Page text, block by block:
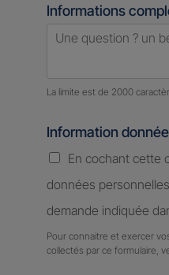
Informations
Nombre de
La limite est de 2000
Information
En cochant cette
données
demande indiquée
Pour connaitre et exercer
collectés par ce formulaire,